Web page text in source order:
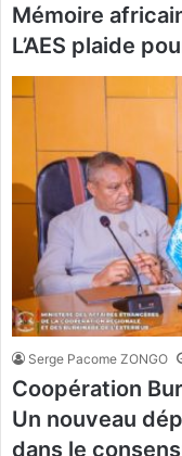
Mémoire
L’AES plaide
Serge Pacome ZONGO
Coopération
Un nouveau
dans le